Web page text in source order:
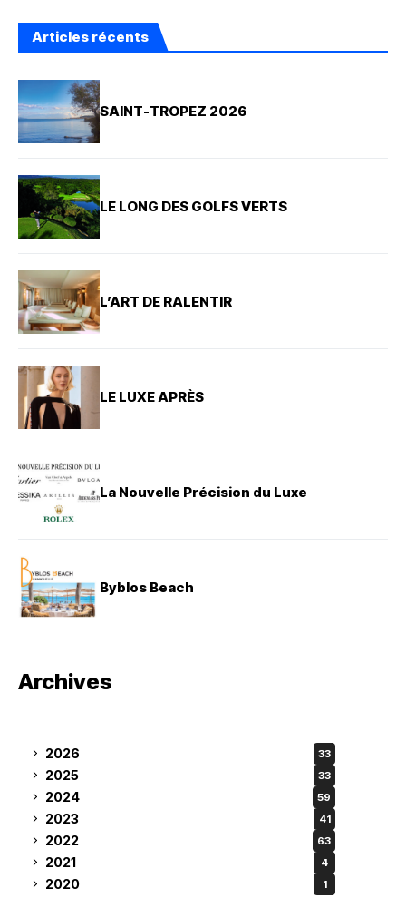
Articles récents
SAINT-TROPEZ 2026
LE LONG DES GOLFS VERTS
L’ART DE RALENTIR
LE LUXE APRÈS
La Nouvelle Précision du Luxe
Byblos Beach
Archives
2026 33
2025 33
2024 59
2023 41
2022 63
2021 4
2020 1